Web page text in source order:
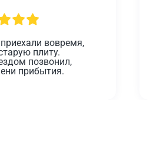
вовремя,
плиту.
позвонил,
прибытия.